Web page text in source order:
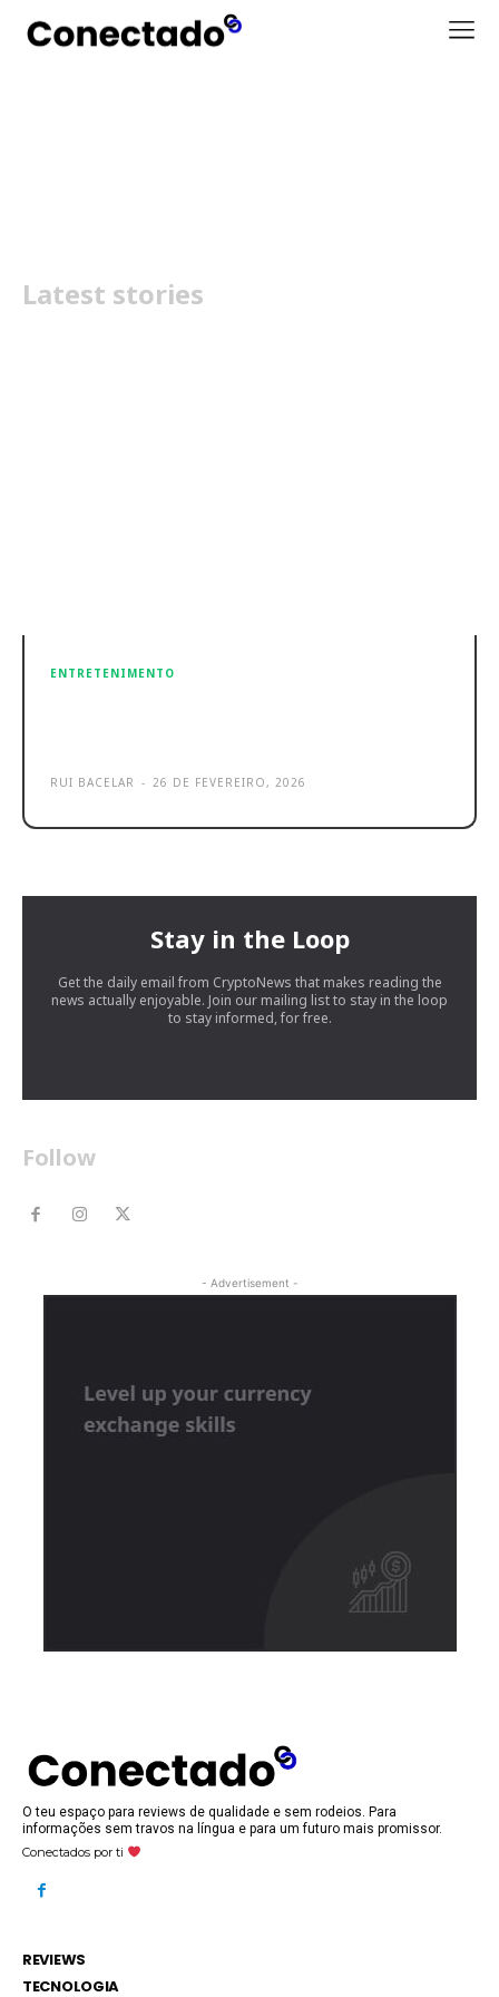
Latest stories
ENTRETENIMENTO
RUI BACELAR - 26 DE FEVEREIRO, 2026
Stay in the Loop
Get the daily email from CryptoNews that makes reading the
news actually enjoyable. Join our mailing list to stay in the loop
to stay informed, for free.
Follow
- Advertisement -
O teu espaço para reviews de qualidade e sem rodeios. Para
informações sem travos na língua e para um futuro mais promissor.
Conectados por ti
REVIEWS
TECNOLOGIA